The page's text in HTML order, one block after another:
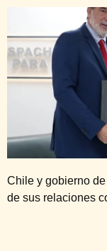
Chile y gobierno
de sus relaciones